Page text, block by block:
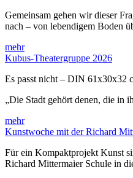
Gemeinsam gehen wir dieser
nach – von lebendigem Boden
mehr
Kubus-Theatergruppe 2026
Es passt nicht – DIN 61x30x32
„Die Stadt gehört denen, die in
mehr
Kunstwoche mit der Richard
Für ein Kompaktprojekt Kunst
Richard Mittermaier Schule in